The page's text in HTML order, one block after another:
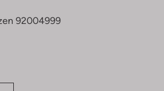
92004999